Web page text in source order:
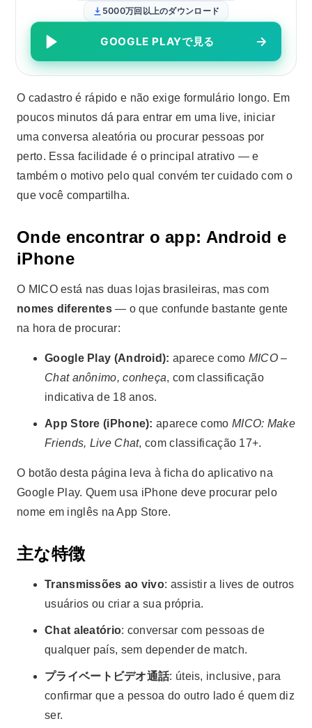
5000万回以上のダウンロード
GOOGLE PLAYで見る
O cadastro é rápido e não exige formulário longo. Em
poucos minutos dá para entrar em uma live, iniciar
uma conversa aleatória ou procurar pessoas por
perto. Essa facilidade é o principal atrativo — e
também o motivo pelo qual convém ter cuidado com o
que você compartilha.
Onde encontrar o app: Android e
iPhone
O MICO está nas duas lojas brasileiras, mas com
nomes diferentes— o que confunde bastante gente
na hora de procurar:
Google Play (Android): aparece como MICO –
Chat anônimo, conheça, com classificação
indicativa de 18 anos.
App Store (iPhone): aparece como MICO: Make
Friends, Live Chat, com classificação 17+.
O botão desta página leva à ficha do aplicativo na
Google Play. Quem usa iPhone deve procurar pelo
nome em inglês na App Store.
主な特徴
Transmissões ao vivo: assistir a lives de outros
usuários ou criar a sua própria.
Chat aleatório: conversar com pessoas de
qualquer país, sem depender de match.
プライベートビデオ通話: úteis, inclusive, para
confirmar que a pessoa do outro lado é quem diz
ser.